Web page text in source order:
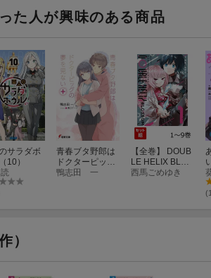
た人が興味のある商品
サラダボ
10）
青春ブタ野郎は
ドクターピッグ
の夢を見ない＋
鴨志田 一
【全巻】 DOUB
LE HELIX BLOS
SOM 1-9巻セッ
西馬ごめゆき
）